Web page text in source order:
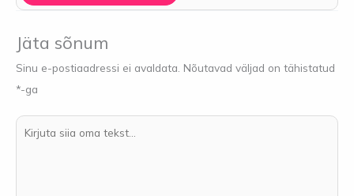
Jäta sõnum
Sinu e-postiaadressi ei avaldata. Nõutavad väljad on tähistatud
*-ga
Kirjuta
siia